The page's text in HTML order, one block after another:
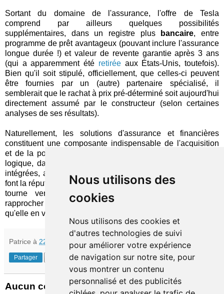
Nous utilisons des
cookies
Nous utilisons des cookies et
d'autres technologies de suivi
pour améliorer votre expérience
de navigation sur notre site, pour
vous montrer un contenu
personnalisé et des publicités
Sortant du domaine de l'assurance, l'offre de Tesla
comprend par ailleurs quelques possibilités
supplémentaires, dans un registre plus
bancaire, entre
programme de prêt avantageux (pouvant inclure l'assurance
longue durée !) et valeur de revente garantie après 3 ans
(qui a apparemment été retiréeaux États-Unis, toutefois).
Bien qu'il soit stipulé, officiellement, que celles-ci peuvent
être fournies par un (autre) partenaire spécialisé, il
semblerait que le rachat à prix pré-déterminé soit aujourd'hui
directement assumé par le constructeur (selon certaines
analyses de ses résultats).
Naturellement, les solutions d'assurance et financières
constituent une composante indispensable de l'acquisition
et de la possession d'une voiture. Il est donc parfaitement
logique, dans l'approche d'Elon Musk, que celles-ci soient
intégrées, avec la transparence et le niveau de qualité qui
font la réputation de Tesla. Et si, actuellement, l'entreprise se
tourne vers AXA (et certainement d'autres) pour se
rapprocher de cet objectif, il ne faudrait pas être surpris
qu'elle en vienne un jour à
Patrice à 22:16
Partager
Aucun commentaire: